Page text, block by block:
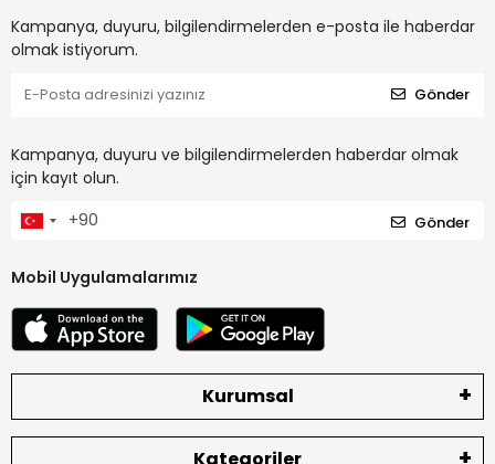
Kampanya, duyuru, bilgilendirmelerden e-posta ile haberdar
olmak istiyorum.
Gönder
Kampanya, duyuru ve bilgilendirmelerden haberdar olmak
için kayıt olun.
Gönder
Mobil Uygulamalarımız
Kurumsal